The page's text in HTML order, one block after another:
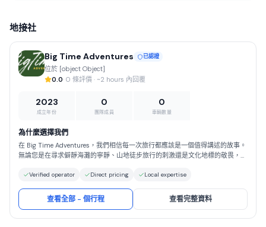
地接社
Big Time Adventures 已認證
位於 [object Object]
0.0· 0 條評價 · ~2 hours 內回覆
2023
成立年份
0
團隊成員
0
車輛數量
為什麼選擇我們
在 Big Time Adventures，我們相信每一次旅行都應該是一個值得講述的故事。
無論您是在尋求僻靜海灘的寧靜、山地徒步旅行的刺激還是文化地標的敬畏，我
和負責任的旅遊為基礎的旅行體驗。我們以精心的規劃、對細節的關注以及對如
的照顧，可以完全放心地自由享受世界的奇蹟。
Verified operator Direct pricing Local expertise
查看全部 - 個行程 查看完整資料